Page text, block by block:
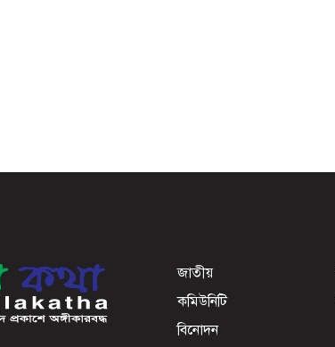
জাতীয়
কমিউনিটি
বিনোদন